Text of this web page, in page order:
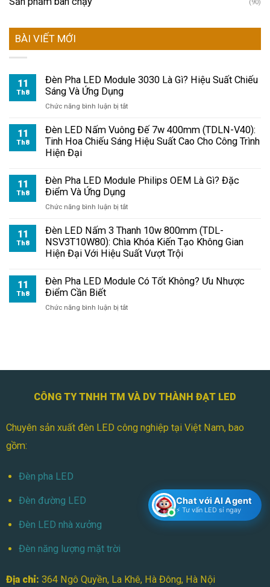
BÀI VIẾT MỚI
11
Th8
Đèn Pha LED Module 3030 Là Gì? Hiệu Suất Chiếu
Sáng Và Ứng Dụng
Chức năng bình luận bị tắtở
Pha
LED
Module
Gì?
Sáng
Và
Ứng
Dụng
11
Th8
Đèn LED Nấm Vuông Đế 7w 400mm (TDLN-V40):
Tinh Hoa Chiếu Sáng Hiệu Suất Cao Cho Công Trình
Hiện Đại
11
Th8
Đèn Pha LED Module Philips OEM Là Gì? Đặc
Điểm Và Ứng Dụng
Chức năng bình luận bị tắtở
Pha
LED
Module
Là
11
Th8
Đèn LED Nấm 3 Thanh 10w 800mm (TDL-
NSV3T10W80): Chìa Khóa Kiến Tạo Không Gian
Hiện Đại Với Hiệu Suất Vượt Trội
11
Th8
Đèn Pha LED Module Có Tốt Không? Ưu Nhược
Điểm Cần Biết
Chức năng bình luận bị tắtở
Tốt
Ưu
Cần
CÔNG TY TNHH TM VÀ DV THÀNH ĐẠT LED
Chuyên sản xuất đèn LED công nghiệp tại Việt Nam, bao
gồm:
Đèn pha LED
Đèn đường LED
Đèn LED nhà xưởng
Đèn năng lượng mặt trời
Địa chỉ: 364 Ngô Quyền, La Khê, Hà Đông, Hà Nội
Chat với AI Agent
⚡ Tư vấn LED sỉ ngay